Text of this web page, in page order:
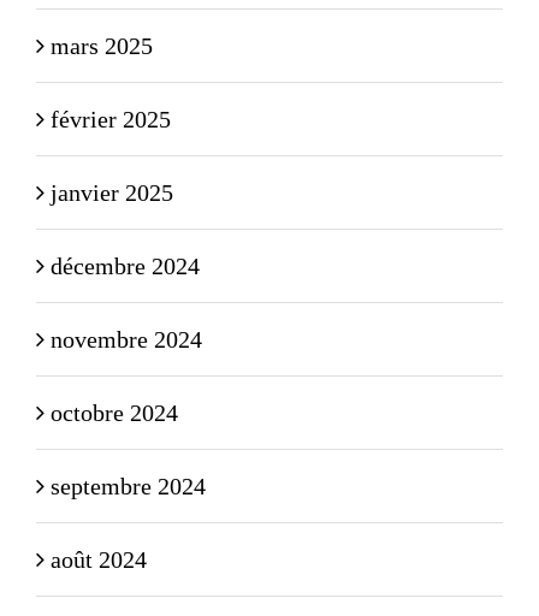
mars 2025
février 2025
janvier 2025
décembre 2024
novembre 2024
octobre 2024
septembre 2024
août 2024